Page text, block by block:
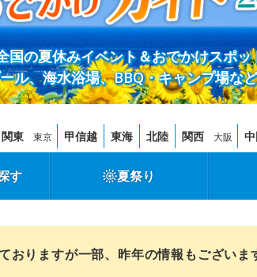
国の夏休みイベント＆おでかけスポ
ル、海水浴場、BBQ・キャンプ場な
関東 東京 甲信越 東海 北陸 関西 大阪
す 夏祭り
おりますが一部、昨年の情報もございま